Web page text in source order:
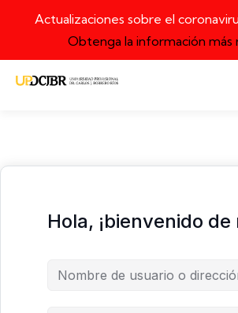
Actualizaciones sobre el
Obtenga la información más
Hola, ¡bienvenido de